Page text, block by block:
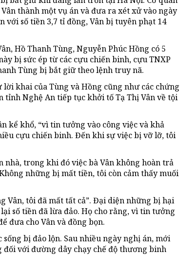
thành một vụ án và đưa ra xét xử vào ngày
với số tiền 3,7 tỉ đồng, Vân bị tuyên phạt 14
Hồ Thanh Tùng, Nguyễn Phúc Hồng có 5
bị sức ép từ các cựu chiến binh, cựu TNXP
Tùng bị bắt giữ theo lệnh truy nã.
khai của Tùng và Hồng cũng như các chứng
tỉnh Nghệ An tiếp tục khởi tố Tạ Thị Vân về tội
kể khổ, “vì tin tưởng vào công việc và khả
cựu chiến binh. Đến khi sự việc bị vỡ lỡ, tôi
trong khi đó việc bà Vân không hoàn trả
những bị mất tiền, tôi còn cảm thấy muối
Vân, tôi đã mất tất cả”. Đại diện những bị hại
số tiền đã lừa đảo. Họ cho rằng, vì tin tưởng
đưa cho Vân và đồng bọn.
bị đảo lộn. Sau nhiều ngày nghị án, mới
đối với đường dây chạy chế độ thương binh